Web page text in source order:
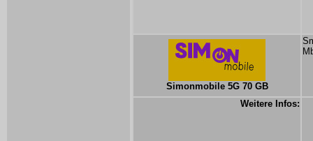
Simonmobile 5G 70 GB
Weitere Infos: